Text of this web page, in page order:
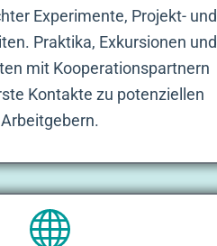
Experimente, Projekt- und
Praktika, Exkursionen und
mit Kooperationspartnern
Kontakte zu potenziellen
Arbeitgebern.